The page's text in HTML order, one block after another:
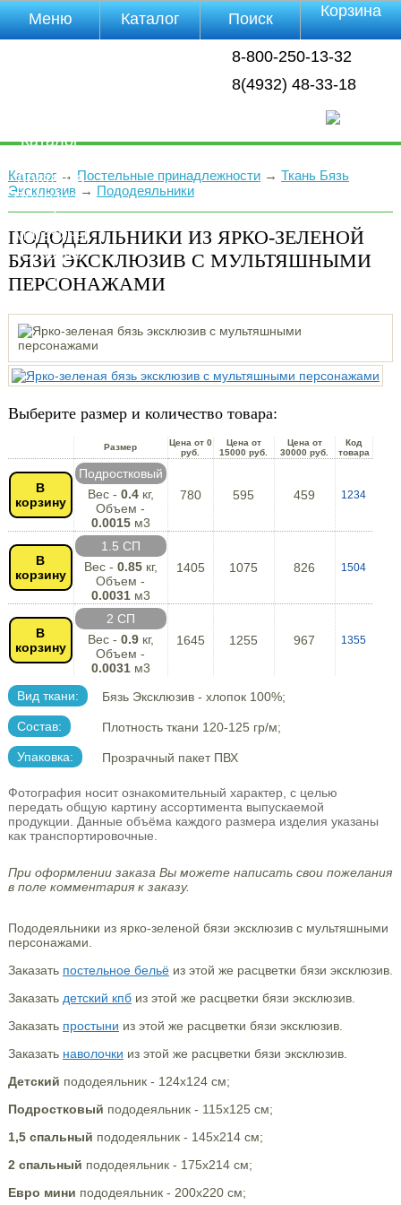
8-800-250-13-32
8(4932) 48-33-18
Каталог→ Постельные принадлежности→ Ткань Бязь
Эксклюзив→ Пододеяльники
ПОДОДЕЯЛЬНИКИ ИЗ ЯРКО-ЗЕЛЕНОЙ
БЯЗИ ЭКСКЛЮЗИВ С МУЛЬТЯШНЫМИ
ПЕРСОНАЖАМИ
Выберите размер и количество товара:
Размер
Цена от 0
руб.
Цена от
15000 руб.
Цена от
30000 руб.
Код
товара
В
корзину
Подростковый
Вес - 0.4кг,
Объем -
0.0015м3
780 595 459 1234
В
корзину
1.5 СП
Вес - 0.85кг,
Объем -
0.0031м3
1405 1075 826 1504
В
корзину
2 СП
Вес - 0.9кг,
Объем -
0.0031м3
1645 1255 967 1355
Вид ткани: Бязь Эксклюзив - хлопок 100%;
Состав: Плотность ткани 120-125 гр/м;
Упаковка: Прозрачный пакет ПВХ
Фотография носит ознакомительный характер, с целью
передать общую картину ассортимента выпускаемой
продукции. Данные объёма каждого размера изделия указаны
как транспортировочные.
При оформлении заказа Вы можете написать свои пожелания
в поле комментария к заказу.
Пододеяльники из ярко-зеленой бязи эксклюзив с мультяшными
персонажами.
Заказать постельное бельёиз этой же расцветки бязи эксклюзив.
Заказать детский кпбиз этой же расцветки бязи эксклюзив.
Заказать простыни из этой же расцветки бязи эксклюзив.
Заказать наволочки из этой же расцветки бязи эксклюзив.
Детский пододеяльник - 124х124 см;
Подростковый пододеяльник - 115х125 см;
1,5 спальный пододеяльник - 145х214 см;
2 спальный пододеяльник - 175х214 см;
Евро мини пододеяльник - 200х220 см;
Меню
Каталог
Доставка
Полезная
инфа
Магазины
Отзывы
Видео
Каталог Поиск Корзина